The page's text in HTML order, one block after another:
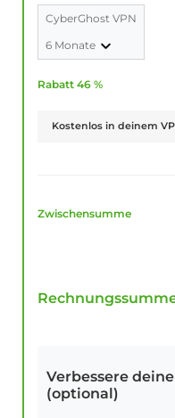
CyberGhost VPN
6 Monate
Rabatt 46 %
Kostenlos in deinem
Zwischensumme
Verbessere
(optional)